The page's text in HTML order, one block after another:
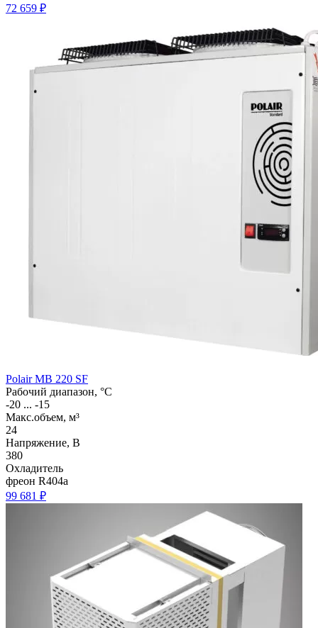
72 659 ₽
Polair MB 220 SF
Рабочий диапазон, °C
-20 ... -15
Макс.объем, м³
24
Напряжение, В
380
Охладитель
фреон R404a
99 681 ₽